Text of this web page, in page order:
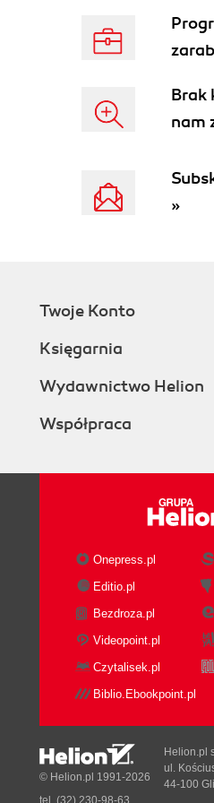
Brak
nam
»
Twoje Konto
Księgarnia
Wydawnictwo Helion
Współpraca
Onepress.pl
Editio.pl
Bezdroza.pl
Videopoint.pl
Czytalisek.pl
Biblio.Ebookpoint.pl
© Helion.pl 1991-2026
Helion.pl
ul.
44-100
tel. (32) 230-98-63